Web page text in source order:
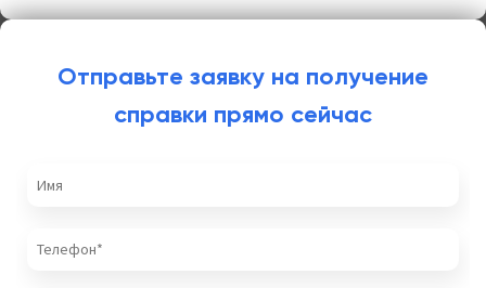
Отправьте заявку на получение
справки прямо сейчас